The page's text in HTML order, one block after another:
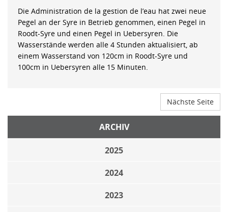
Die Administration de la gestion de l’eau hat zwei neue
Pegel an der Syre in Betrieb genommen, einen Pegel in
Roodt-Syre und einen Pegel in Uebersyren. Die
Wasserstände werden alle 4 Stunden aktualisiert, ab
einem Wasserstand von 120cm in Roodt-Syre und
100cm in Uebersyren alle 15 Minuten.
Nächste Seite
ARCHIV
2025
2024
2023